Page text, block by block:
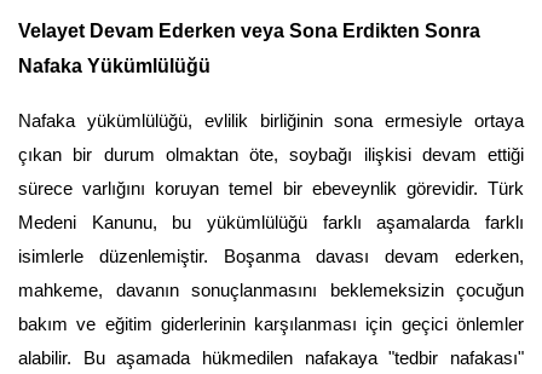
Velayet Devam Ederken veya Sona Erdikten Sonra
Nafaka Yükümlülüğü
Nafaka yükümlülüğü, evlilik birliğinin sona ermesiyle ortaya
çıkan bir durum olmaktan öte, soybağı ilişkisi devam ettiği
sürece varlığını koruyan temel bir ebeveynlik görevidir. Türk
Medeni Kanunu, bu yükümlülüğü farklı aşamalarda farklı
isimlerle düzenlemiştir. Boşanma davası devam ederken,
mahkeme, davanın sonuçlanmasını beklemeksizin çocuğun
bakım ve eğitim giderlerinin karşılanması için geçici önlemler
alabilir. Bu aşamada hükmedilen nafakaya "tedbir nafakası"